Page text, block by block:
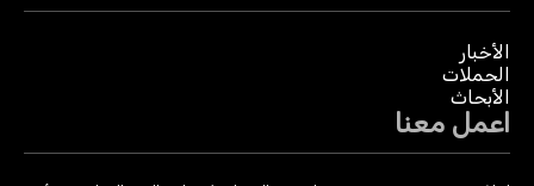
الأخبار
الحملات
الأبحاث
اعمل معنا